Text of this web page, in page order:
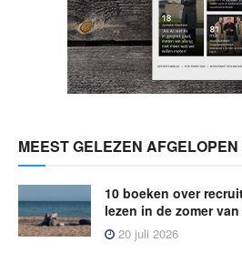
MEEST GELEZEN AFGELOPEN
10 boeken over
lezen in de zomer van
20 juli 2026